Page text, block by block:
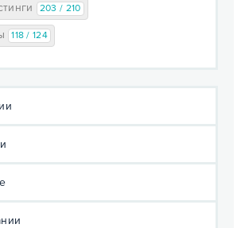
203 / 210
118 / 124